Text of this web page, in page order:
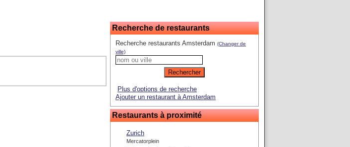
Recherche de restaurants
Recherche restaurants Amsterdam (Changer de
ville)
Plus d'options de recherche
Ajouter un restaurant à Amsterdam
Restaurants à proximité
Zurich
Mercatorplein